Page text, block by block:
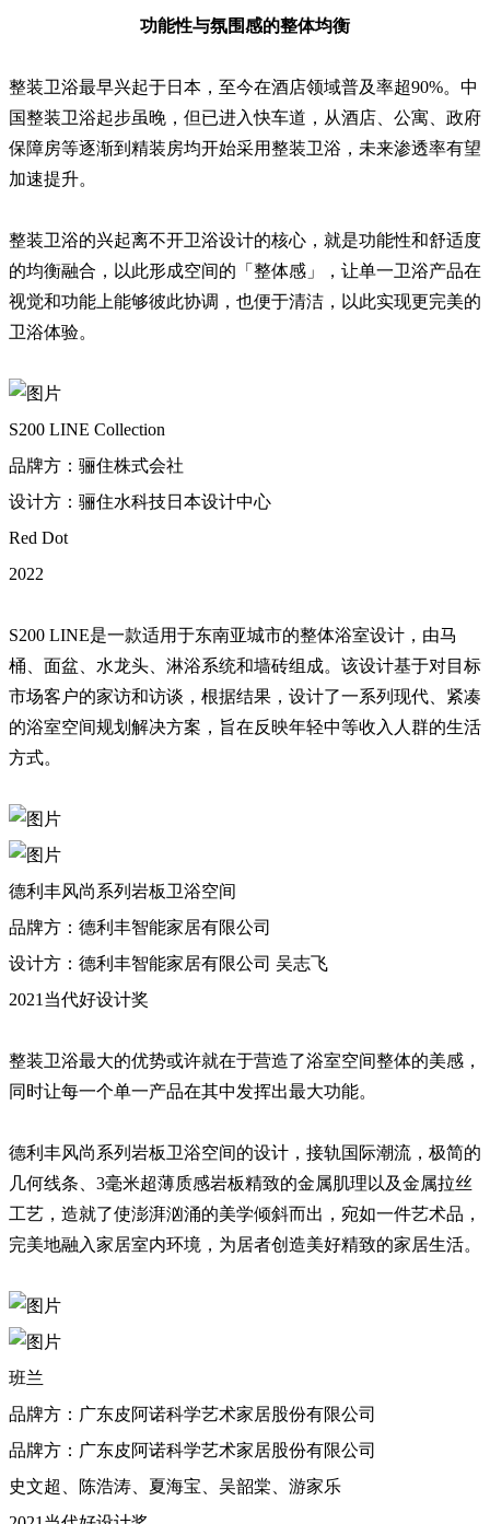
功能性与氛围感的整体均衡
整装卫浴最早兴起于日本，至今在酒店领域普及率超90%。中
国整装卫浴起步虽晚，但已进入快车道，从酒店、公寓、政府
保障房等逐渐到精装房均开始采用整装卫浴，未来渗透率有望
加速提升。
整装卫浴的兴起离不开卫浴设计的核心，就是功能性和舒适度
的均衡融合，以此形成空间的「整体感」，让单一卫浴产品在
视觉和功能上能够彼此协调，也便于清洁，以此实现更完美的
卫浴体验。
S200 LINE Collection
品牌方：骊住株式会社
设计方：骊住水科技日本设计中心
Red Dot
2022
S200 LINE是一款适用于东南亚城市的整体浴室设计，由马
桶、面盆、水龙头、淋浴系统和墙砖组成。该设计基于对目标
市场客户的家访和访谈，根据结果，设计了一系列现代、紧凑
的浴室空间规划解决方案，旨在反映年轻中等收入人群的生活
方式。
德利丰风尚系列岩板卫浴空间
品牌方：德利丰智能家居有限公司
设计方：德利丰智能家居有限公司 吴志飞
2021当代好设计奖
整装卫浴最大的优势或许就在于营造了浴室空间整体的美感，
同时让每一个单一产品在其中发挥出最大功能。
德利丰风尚系列岩板卫浴空间的设计，接轨国际潮流，极简的
几何线条、3毫米超薄质感岩板精致的金属肌理以及金属拉丝
工艺，造就了使澎湃汹涌的美学倾斜而出，宛如一件艺术品，
完美地融入家居室内环境，为居者创造美好精致的家居生活。
班兰
品牌方：广东皮阿诺科学艺术家居股份有限公司
品牌方：广东皮阿诺科学艺术家居股份有限公司
史文超、陈浩涛、夏海宝、吴韶棠、游家乐